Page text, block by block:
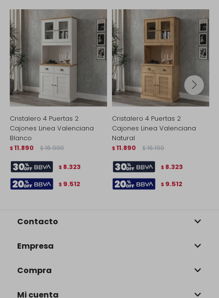
Cristalero 4 Puertas 2
Cajones Linea Valenciana
Blanco
$ 11.890 $ 16.990
$ 8.323
$ 9.512
Cristalero 4 Puertas 2
Cajones Linea Valenciana
Natural
$ 11.890 $ 16.190
$ 8.323
$ 9.512
Contacto
Empresa
Compra
Mi cuenta